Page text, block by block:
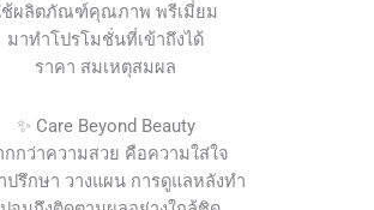
ช้ผลิตภัณฑ์คุณภาพ พรีเมี่ยม
มาทำโปรโมชั่นที่เข้าถึงได้
ราคา สมเหตุสมผล
✨ Care Beyond Beauty
กกว่าความสวย คือความใส่ใจ
ปรึกษา วางแผน การดูแลหลังทำ